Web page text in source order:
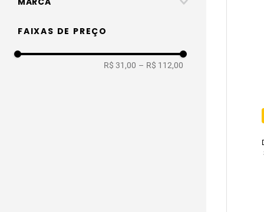
Tiklar
FAIXAS DE PREÇO
R$ 31,00 – R$ 112,00